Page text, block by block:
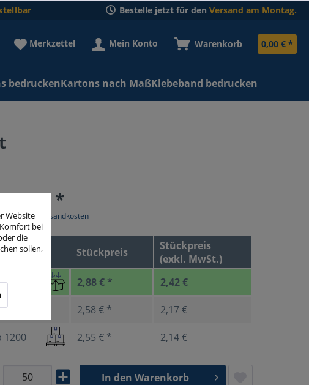
Bestelle jetzt für den Versand am Montag.
Merkzettel Mein Konto Warenkorb 0,00 € *
bedruckenKartons nach MaßKlebeband bedrucken
€ *
Stückpreis
Stückpreis
(exkl. MwSt.)
50 2,88 € * 2,42 €
500 2,58 € * 2,17 €
1200 2,55 € * 2,14 €
zzgl. Versandkosten
In den Warenkorb
Website
bei
die
sollen,